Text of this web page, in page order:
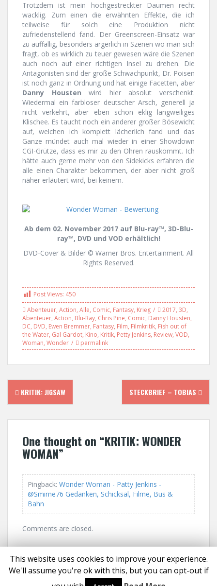
Trotzdem ist mein hochgestreckter Daumen recht
wacklig. Zum einen die erwähnten Effekte, die ich
teilweise für solch eine Produktion nicht
zufriedenstellend fand. Der Greenscreen-Einsatz war
zu auffällig, besonders ärgerlich in Szenen wo man sich
fragt, ob es wirklich zu teuer gewesen wäre die Szenen
auch noch auf einer richtigen Insel zu drehen. Die
Antagonisten sind der große Schwachpunkt, Dr. Poisen
ist noch ganz in Ordnung und hat einige Facetten, aber
Danny Housten wird hier absolut verschenkt.
Wiedermal ein farbloser deutscher Arsch, generell ja
nicht verkehrt, aber eben schon eklig langweiliges
Klischee. Es taucht noch ein anderer großer Bösewicht
auf, welchen ich komplett lächerlich fand und das
Ganze mündet auch mal wieder in einer Showdown
CGI-Grütze, dass es mir zu den Ohren rauskommt. Ich
hätte auch gerne mehr von den Sidekicks erfahren die
alle einen Charakter bekommen, der aber nicht groß
näher erläutert wird, bei keinem.
Ab dem 02. November 2017 auf Blu-ray™, 3D-Blu-
ray™, DVD und VOD erhältlich!
DVD-Cover & Bilder © Warner Bros. Entertainment. All
Rights Reserved.
Post Views: 450
Abenteuer, Action, Alle, Comic, Fantasy, Krieg 2017, 3D,
Abenteuer, Action, Blu-Ray, Chris Pine, Comic, Danny Housten,
DC, DVD, Ewen Bremmer, Fantasy, Film, Filmkritik, Fish out of
the Water, Gal Gardot, Kino, Kritik, Petty Jenkins, Review, VOD,
Woman, Wonder permalink
P
o
g
a
KRITIK: JIGSAW STECKBRIEF – TOBIAS
One thought on “KRITIK: WONDER
WOMAN”
Pingback: Wonder Woman - Patty Jenkins -
@Smirne76 Gedanken, Schicksal, Filme, Bus &
Bahn
Comments are closed.
Proudly powered by WordPress |Theme: Solon by aThemes
This website uses cookies to improve your experience.
We'll assume you're ok with this, but you can opt-out if